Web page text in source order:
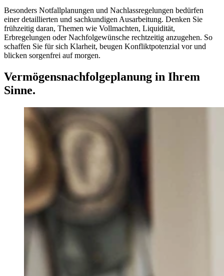
Besonders Notfallplanungen und Nachlassregelungen bedürfen
einer detaillierten und sachkundigen Ausarbeitung. Denken Sie
frühzeitig daran, Themen wie Vollmachten, Liquidität,
Erbregelungen oder Nachfolgewünsche rechtzeitig anzugehen. So
schaffen Sie für sich Klarheit, beugen Konfliktpotenzial vor und
blicken sorgenfrei auf morgen.
Vermögensnachfolgeplanung in Ihrem
Sinne.